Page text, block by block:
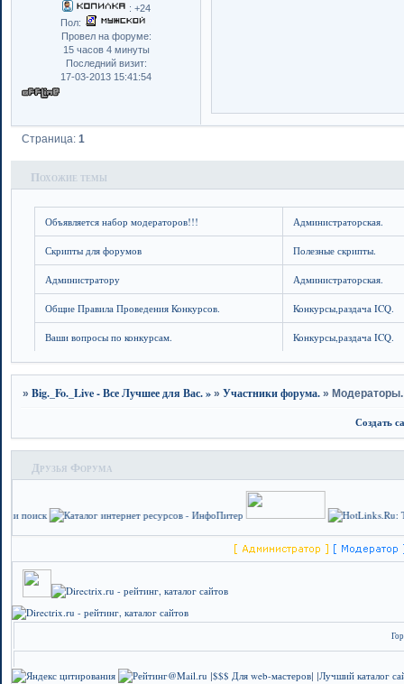
: +24
Пол:
Провел на форуме:
15 часов 4 минуты
Последний визит:
17-03-2013 15:41:54
Страница:1
Похожие темы
Объявляется набор модераторов!!! Администраторская.
Скрипты для форумов Полезные скрипты.
Администратору Администраторская.
Общие Правила Проведения Конкурсов. Конкурсы,раздача ICQ.
Ваши вопросы по конкурсам. Конкурсы,раздача ICQ.
»Big._Fo._Live - Все Лучшее для Вас. » »Участники форума. »Модераторы.
Создать
Друзья Форума
|$$$ Для web-мастеров| |Лучший каталог